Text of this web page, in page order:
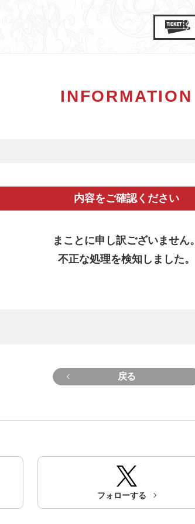
INFORMATION
内容をご確認ください
まことに申し訳ございません。
不正な処理を検知しました。
戻る
フォローする